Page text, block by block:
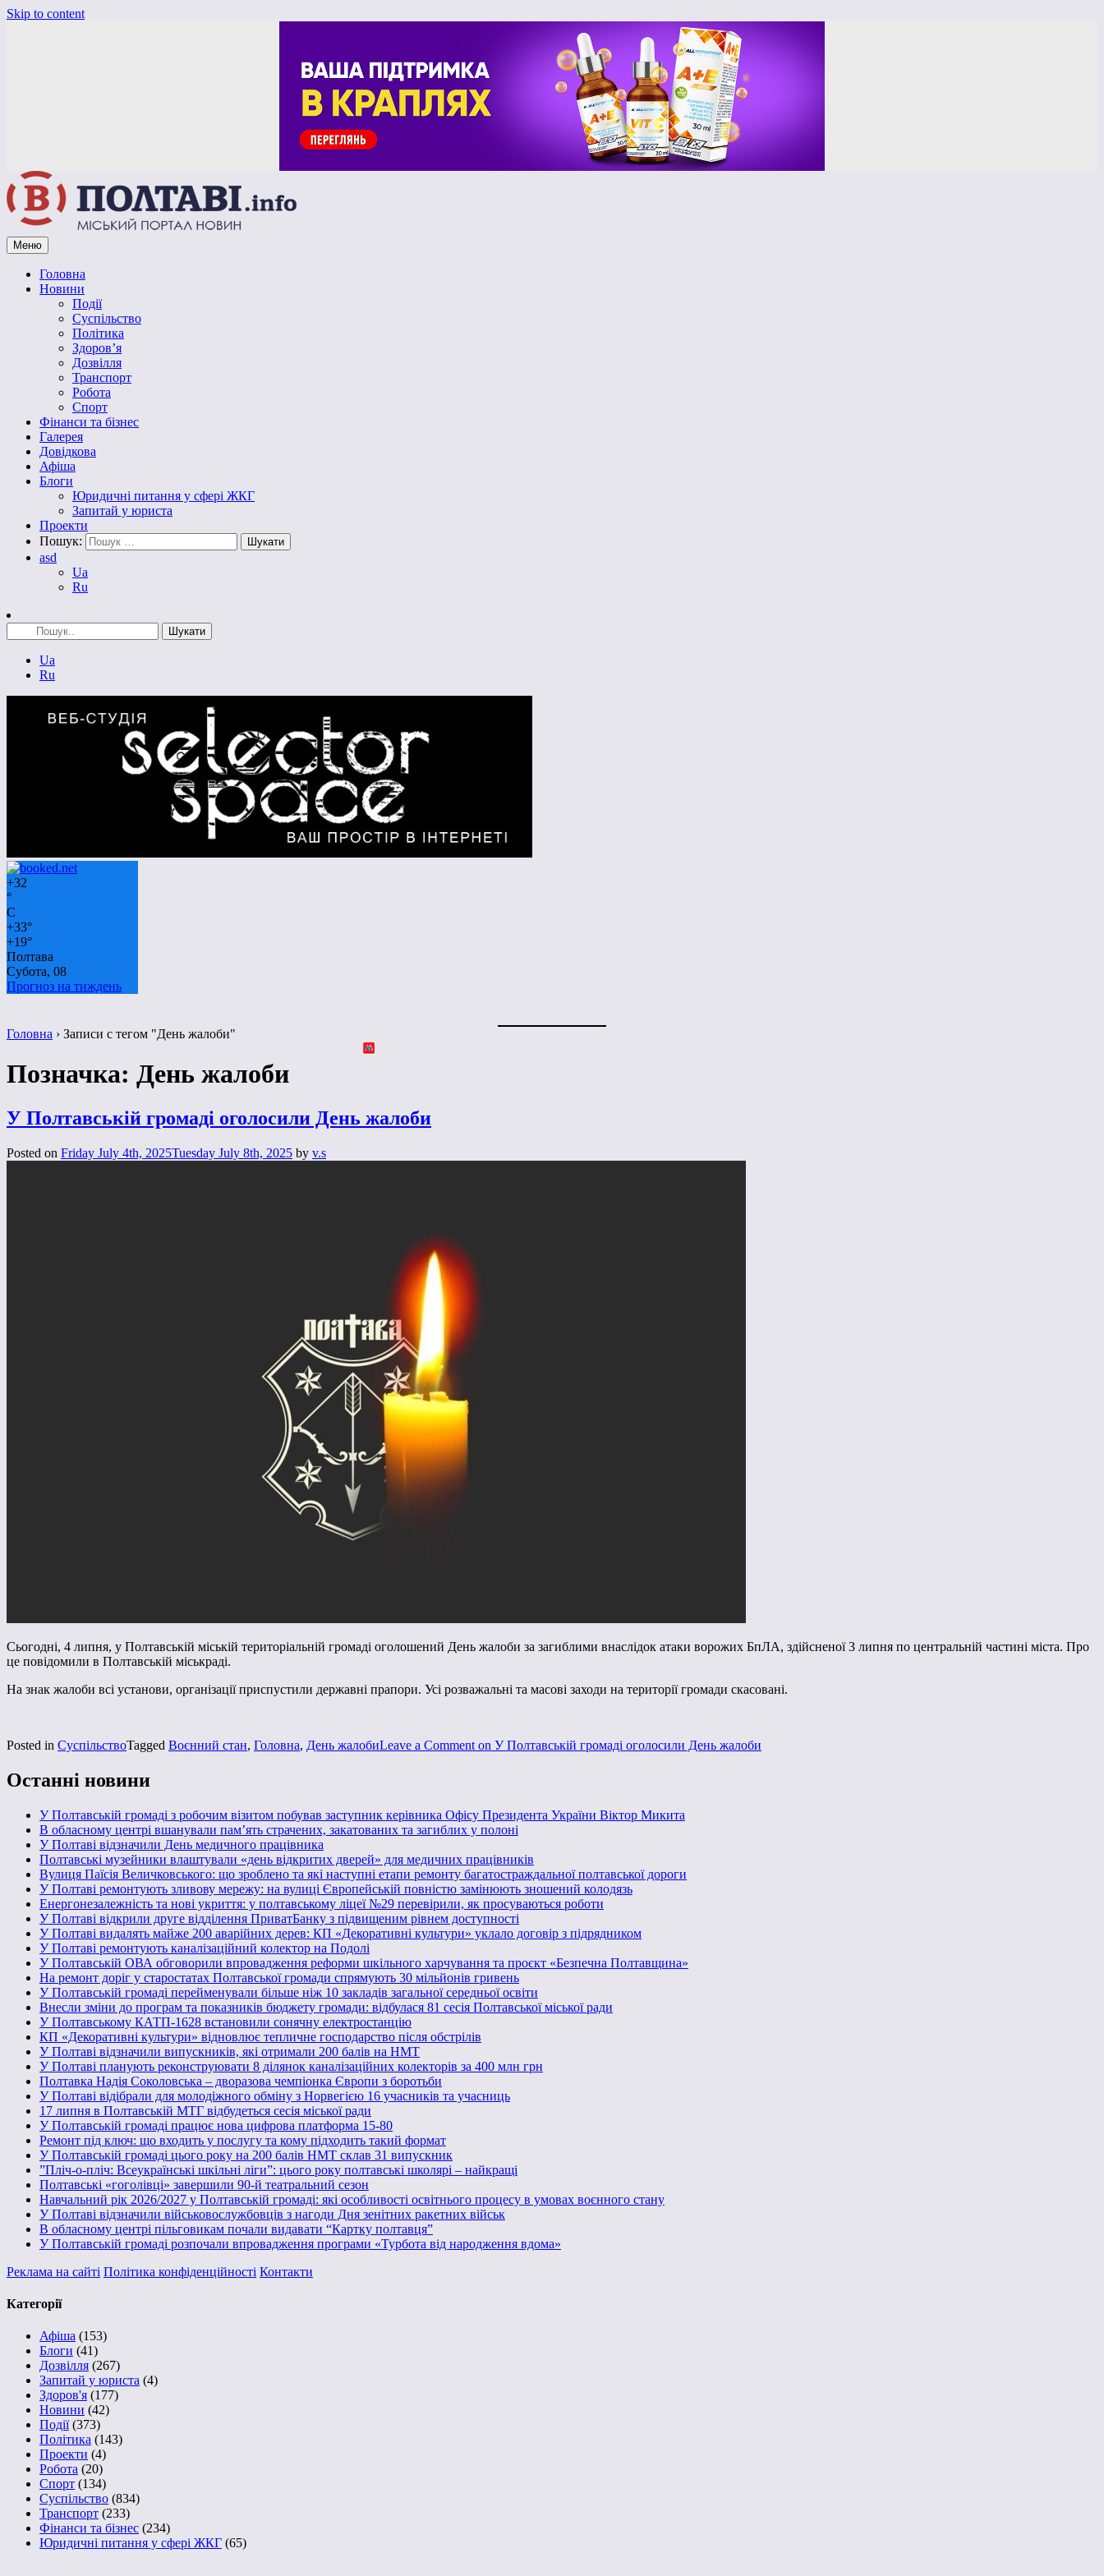
Skip to content
Vpoltave.info
Полтавський портал новин
Меню
Головна
Новини
Події
Суспільство
Політика
Здоров’я
Дозвілля
Транспорт
Робота
Спорт
Фінанси та бізнес
Галерея
Довідкова
Афіша
Блоги
Юридичні питання у сфері ЖКГ
Запитай у юриста
Проекти
Пошук:
asd
Ua
Ru
Ua
Ru
+32
°
C
+33°
+19°
Полтава
Субота, 08
Прогноз на тиждень
Головна › Записи с тегом "День жалоби"
Позначка: День жалоби
У Полтавській громаді оголосили День жалоби
Posted on Friday July 4th, 2025Tuesday July 8th, 2025 by v.s
Сьогодні, 4 липня, у Полтавській міській територіальній громаді оголошений День жалоби за загиблими внаслідок атаки ворожих БпЛА, здійсненої 3 липня по центральній частині міста. Про
це повідомили в Полтавській міськраді.
На знак жалоби всі установи, організації приспустили державні прапори. Усі розважальні та масові заходи на території громади скасовані.
Posted in СуспільствоTagged Воєнний стан, Головна, День жалобиLeave a Comment on У Полтавській громаді оголосили День жалоби
Останні новини
У Полтавській громаді з робочим візитом побував заступник керівника Офісу Президента України Віктор Микита
В обласному центрі вшанували пам’ять страчених, закатованих та загиблих у полоні
У Полтаві відзначили День медичного працівника
Полтавські музейники влаштували «день відкритих дверей» для медичних працівників
Вулиця Паїсія Величковського: що зроблено та які наступні етапи ремонту багатостраждальної полтавської дороги
У Полтаві ремонтують зливову мережу: на вулиці Європейській повністю замінюють зношений колодязь
Енергонезалежність та нові укриття: у полтавському ліцеї №29 перевірили, як просуваються роботи
У Полтаві відкрили друге відділення ПриватБанку з підвищеним рівнем доступності
У Полтаві видалять майже 200 аварійних дерев: КП «Декоративні культури» уклало договір з підрядником
У Полтаві ремонтують каналізаційний колектор на Подолі
У Полтавській ОВА обговорили впровадження реформи шкільного харчування та проєкт «Безпечна Полтавщина»
На ремонт доріг у старостатах Полтавської громади спрямують 30 мільйонів гривень
У Полтавській громаді перейменували більше ніж 10 закладів загальної середньої освіти
Внесли зміни до програм та показників бюджету громади: відбулася 81 сесія Полтавської міської ради
У Полтавському КАТП-1628 встановили сонячну електростанцію
КП «Декоративні культури» відновлює тепличне господарство після обстрілів
У Полтаві відзначили випускників, які отримали 200 балів на НМТ
У Полтаві планують реконструювати 8 ділянок каналізаційних колекторів за 400 млн грн
Полтавка Надія Соколовська – дворазова чемпіонка Європи з боротьби
У Полтаві відібрали для молодіжного обміну з Норвегією 16 учасників та учасниць
17 липня в Полтавській МТГ відбудеться сесія міської ради
У Полтавській громаді працює нова цифрова платформа 15-80
Ремонт під ключ: що входить у послугу та кому підходить такий формат
У Полтавській громаді цього року на 200 балів НМТ склав 31 випускник
”Пліч-о-пліч: Всеукраїнські шкільні ліги”: цього року полтавські школярі – найкращі
Полтавські «гоголівці» завершили 90-й театральний сезон
Навчальний рік 2026/2027 у Полтавській громаді: які особливості освітнього процесу в умовах воєнного стану
У Полтаві відзначили військовослужбовців з нагоди Дня зенітних ракетних військ
В обласному центрі пільговикам почали видавати “Картку полтавця”
У Полтавській громаді розпочали впровадження програми «Турбота від народження вдома»
Реклама на сайті Політика конфіденційності Контакти
Категорії
Афіша (153)
Блоги (41)
Дозвілля (267)
Запитай у юриста (4)
Здоров'я (177)
Новини (42)
Події(373)
Політика (143)
Проекти (4)
Робота (20)
Спорт (134)
Суспільство (834)
Транспорт (233)
Фінанси та бізнес (234)
Юридичні питання у сфері ЖКГ (65)